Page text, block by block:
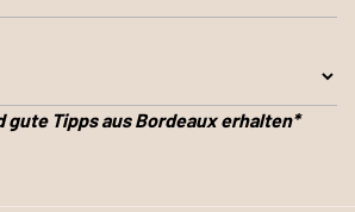
gute Tipps aus Bordeaux erhalten*